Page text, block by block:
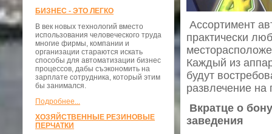
БИЗНЕС - ЭТО ЛЕГКО
В век новых технологий вместо
использования человеческого труда
многие фирмы, компании и
организации стараются искать
способы для автоматизации бизнес
процессов, дабы съэкономить на
зарплате сотрудника, который этим
бы занимался.
Подробнее...
ХОЗЯЙСТВЕННЫЕ РЕЗИНОВЫЕ
ПЕРЧАТКИ
Ассортимент
практически
Каждый из
будут
развлечение на
Вкратце о
заведения